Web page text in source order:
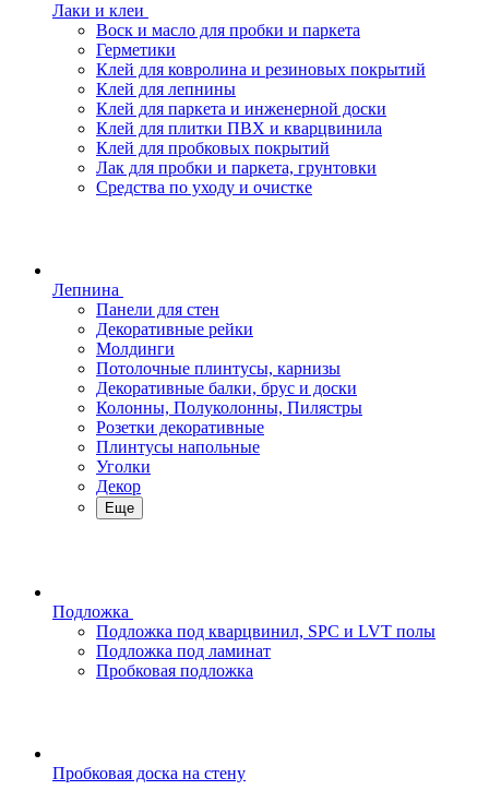
Лаки и клеи
Воск и масло для пробки и паркета
Герметики
Клей для ковролина и резиновых покрытий
Клей для лепнины
Клей для паркета и инженерной доски
Клей для плитки ПВХ и кварцвинила
Клей для пробковых покрытий
Лак для пробки и паркета, грунтовки
Средства по уходу и очистке
Лепнина
Панели для стен
Декоративные рейки
Молдинги
Потолочные плинтусы, карнизы
Декоративные балки, брус и доски
Колонны, Полуколонны, Пилястры
Розетки декоративные
Плинтусы напольные
Уголки
Декор
Еще
Подложка
Подложка под кварцвинил, SPC и LVT полы
Подложка под ламинат
Пробковая подложка
Пробковая доска на стену